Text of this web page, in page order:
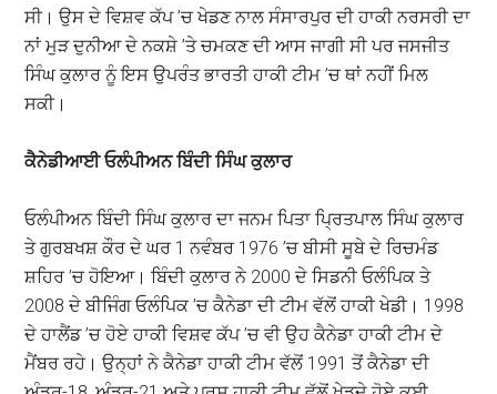
ਸੀ। ਉਸ ਦੇ ਵਿਸ਼ਵ ਕੱਪ ’ਚ ਖੇਡਣ ਨਾਲ ਸੰਸਾਰਪੁਰ ਦੀ ਹਾਕੀ ਨਰਸਰੀ ਦਾ
ਨਾਂ ਮੁੜ ਦੁਨੀਆ ਦੇ ਨਕਸ਼ੇ ’ਤੇ ਚਮਕਣ ਦੀ ਆਸ ਜਾਗੀ ਸੀ ਪਰ ਜਸਜੀਤ
ਸਿੰਘ ਕੁਲਾਰ ਨੂੰ ਇਸ ਉਪਰੰਤ ਭਾਰਤੀ ਹਾਕੀ ਟੀਮ ’ਚ ਥਾਂ ਨਹੀਂ ਮਿਲ
ਸਕੀ।
ਕੈਨੇਡੀਆਈ ਓਲੰਪੀਅਨ ਬਿੰਦੀ ਸਿੰਘ ਕੁਲਾਰ
ਓਲੰਪੀਅਨ ਬਿੰਦੀ ਸਿੰਘ ਕੁਲਾਰ ਦਾ ਜਨਮ ਪਿਤਾ ਪਿ੍ਰਤਪਾਲ ਸਿੰਘ ਕੁਲਾਰ
ਤੇ ਗੁਰਬਖਸ਼ ਕੌਰ ਦੇ ਘਰ 1 ਨਵੰਬਰ 1976 ’ਚ ਬੀਸੀ ਸੂਬੇ ਦੇ ਰਿਚਮੰਡ
ਸ਼ਹਿਰ ’ਚ ਹੋਇਆ। ਬਿੰਦੀ ਕੁਲਾਰ ਨੇ 2000 ਦੇ ਸਿਡਨੀ ਓਲੰਪਿਕ ਤੇ
2008 ਦੇ ਬੀਜਿੰਗ ਓਲੰਪਿਕ ’ਚ ਕੈਨੇਡਾ ਦੀ ਟੀਮ ਵੱਲੋਂ ਹਾਕੀ ਖੇਡੀ। 1998
ਦੇ ਹਾਲੈਂਡ ’ਚ ਹੋਏ ਹਾਕੀ ਵਿਸ਼ਵ ਕੱਪ ’ਚ ਵੀ ਉਹ ਕੈਨੇਡਾ ਹਾਕੀ ਟੀਮ ਦੇ
ਮੈਂਬਰ ਰਹੇ। ਉਨ੍ਹਾਂ ਨੇ ਕੈਨੇਡਾ ਹਾਕੀ ਟੀਮ ਵੱਲੋਂ 1991 ਤੋਂ ਕੈਨੇਡਾ ਦੀ